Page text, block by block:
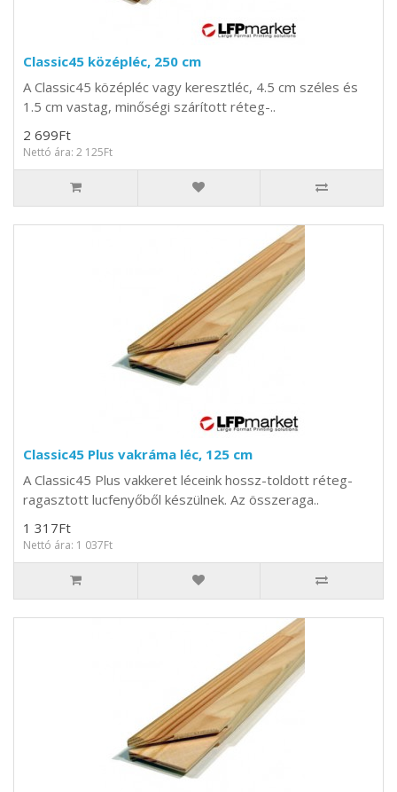
Classic45 középléc, 250 cm
A Classic45 középléc vagy keresztléc, 4.5 cm széles és
1.5 cm vastag, minőségi szárított réteg-..
2 699Ft
Nettó ára: 2 125Ft
Classic45 Plus vakráma léc, 125 cm
A Classic45 Plus vakkeret léceink hossz-toldott réteg-
ragasztott lucfenyőből készülnek. Az összeraga..
1 317Ft
Nettó ára: 1 037Ft